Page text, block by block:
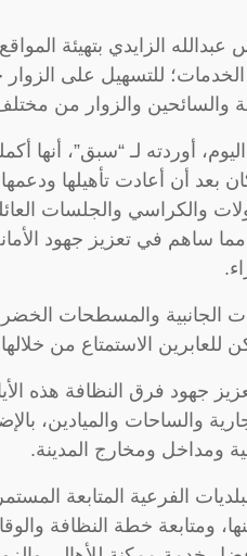
الزايدي بتهيئة
للتسهيل على الزوار
والسائحين والزوار من
أوردته لـ “سبق”، أنها
بعد أن أعادت تأهيلها
والكراسي والجلسات
ساهم في تعزيز جهود
الجانبية والمسطحات
الاستمتاع من
جهود فرق النظافة هذه
والساحات والميادين،
ومداخل ومخارج المدينة.
الفرعية المتابعة
ومتابعة خطة النظافة